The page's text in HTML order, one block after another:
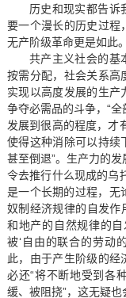
历史和现实都告诉
要一个漫长的历史过程
无产阶级革命更是如此。
共产主义社会的基
按需分配，社会关系高
实现以高度发展的生产
争夺必需品的斗争，“
发展到很高的程度，才
使得这种消除可以持续
甚至倒退”。生产力的
令去推行什么现成的乌
是一个长期的过程，无
奴制经济规律的自发作
和地产的自然规律的
被‘自由的联合的劳动
此，由于产生阶级的经
必还“将不断地受到各
缓、被阻挠”，这无疑也